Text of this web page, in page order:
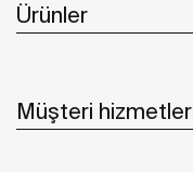
Ürünler
Müşteri